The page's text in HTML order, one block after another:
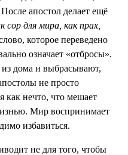
апостол делает ещё
сор для мира, как прах,
которое переведено
означает «отбросы».
дома и выбрасывают,
не просто
нечто, что мешает
Мир воспринимает
избавиться.
не для того, чтобы